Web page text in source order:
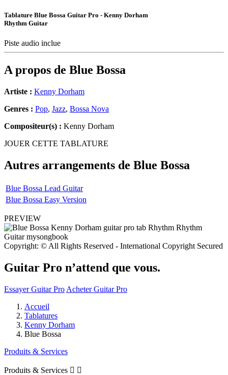
Tablature Blue Bossa Guitar Pro - Kenny Dorham
Rhythm Guitar
Piste audio inclue
A propos de Blue Bossa
Artiste : Kenny Dorham
Genres : Pop, Jazz, Bossa Nova
Compositeur(s) : Kenny Dorham
JOUER CETTE TABLATURE
Autres arrangements de Blue Bossa
Blue Bossa Lead Guitar
Blue Bossa Easy Version
PREVIEW
Copyright: © All Rights Reserved - International Copyright Secured
Guitar Pro n’attend que vous.
Essayer Guitar Pro Acheter Guitar Pro
Accueil
Tablatures
Kenny Dorham
Blue Bossa
Produits & Services
Produits & Services  